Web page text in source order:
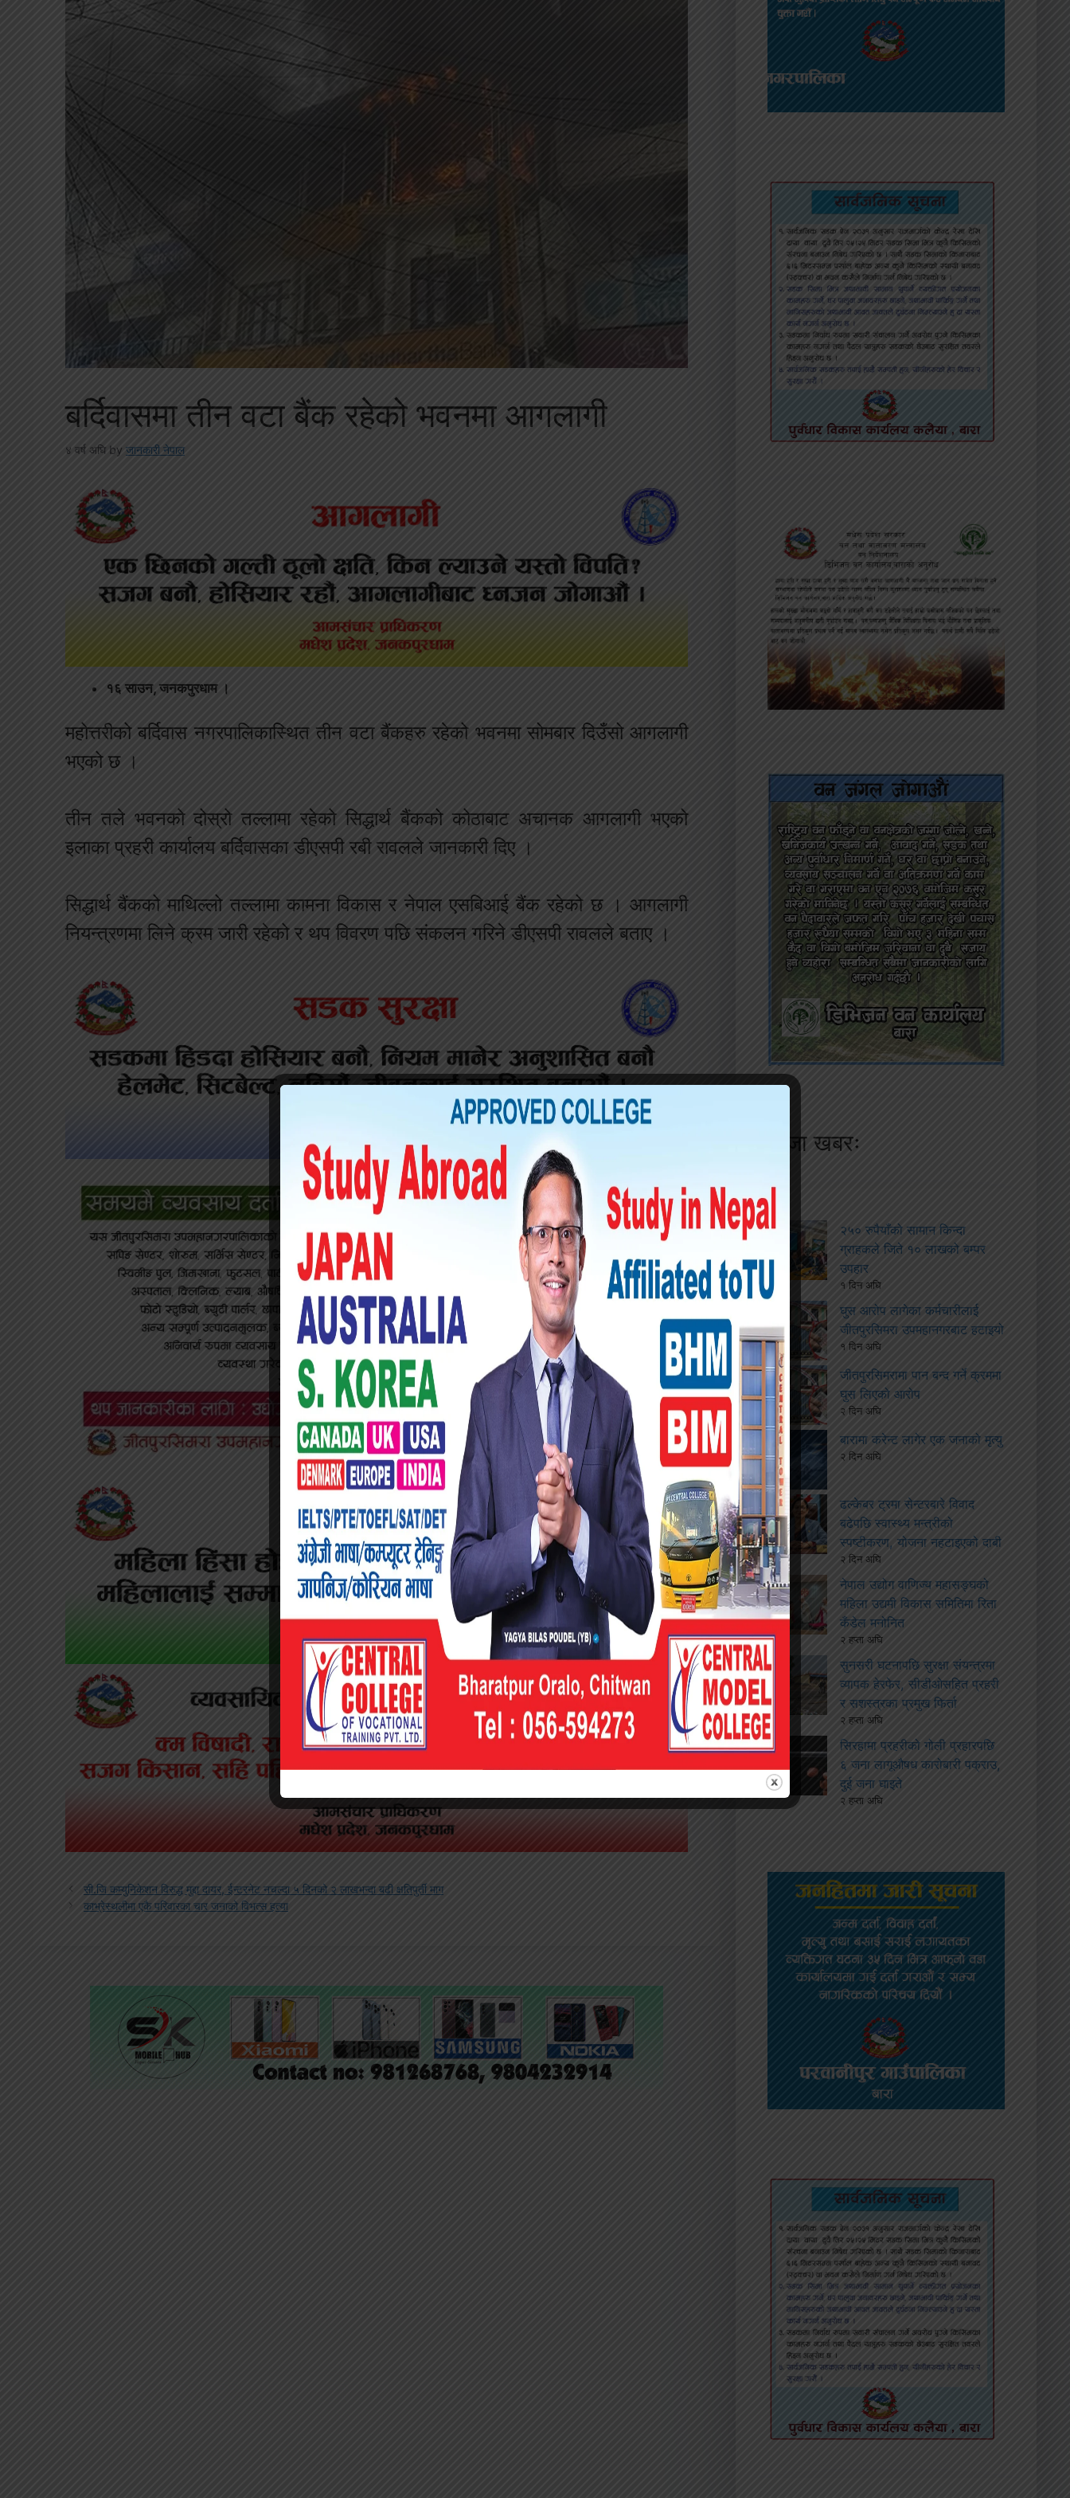
बर्दिवासमा तीन वटा बैंक रहेको भवनमा आगलागी
४ वर्ष अघि by जानकारी नेपाल
१६ साउन, जनकपुरधाम ।
महोत्तरीको बर्दिवास नगरपालिकास्थित तीन वटा बैंकहरु रहेको भवनमा सोमबार दिउँसो आगलागी
भएको छ ।
तीन तले भवनको दोस्रो तल्लामा रहेको सिद्धार्थ बैंकको कोठाबाट अचानक आगलागी भएको
इलाका प्रहरी कार्यालय बर्दिवासका डीएसपी रबी रावलले जानकारी दिए ।
सिद्धार्थ बैंकको माथिल्लो तल्लामा कामना विकास र नेपाल एसबिआई बैंक रहेको छ । आगलागी
नियन्त्रणमा लिने क्रम जारी रहेको र थप विवरण पछि संकलन गरिने डीएसपी रावलले बताए ।
सी.जि कम्युनिकेशन विरुद्ध मुद्दा दायर, ईन्टरनेट नचल्दा ५ दिनको २ लाखभन्दा बढी क्षतिपुर्ती माग
काभ्रेस्थलीमा एकै परिवारका चार जनाको विभत्स हत्या
ताजा खबरः
२५० रुपैयाँको सामान किन्दा
ग्राहकले जिते १० लाखको बम्पर
उपहार
१ दिन अघि
घुस आरोप लागेका कर्मचारीलाई
जीतपुरसिमरा उपमहानगरबाट हटाइयो
१ दिन अघि
जीतपुरसिमरामा पान बन्द गर्ने क्रममा
घुस लिएको आरोप
२ दिन अघि
बारामा करेन्ट लागेर एक जनाको मृत्यु
२ दिन अघि
ढल्केबर ट्रमा सेन्टरबारे विवाद
बढेपछि स्वास्थ्य मन्त्रीको
स्पष्टीकरण, योजना नहटाइएको दाबी
२ दिन अघि
नेपाल उद्योग वाणिज्य महासङ्घको
महिला उद्यमी विकास समितिमा रिता
कँडेल मनोनित
२ हप्ता अघि
सुनसरी घटनापछि सुरक्षा संयन्त्रमा
व्यापक हेरफेर, सीडीओसहित प्रहरी
र सशस्त्रका प्रमुख फिर्ता
२ हप्ता अघि
सिरहामा प्रहरीको गोली प्रहारपछि
६ जना लागूऔषध कारोबारी पक्राउ,
दुई जना घाइते
२ हप्ता अघि